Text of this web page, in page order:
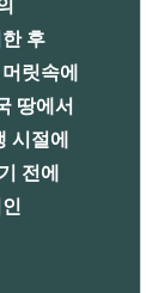
후
릿속에
땅에서
시절에
전에